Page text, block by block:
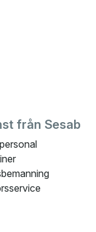
från Sesab